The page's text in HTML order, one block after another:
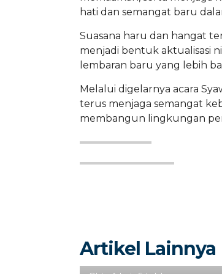
hati dan semangat baru
Suasana haru dan hangat
menjadi bentuk aktualisasi
lembaran baru yang lebih
Melalui digelarnya acara
terus menjaga semangat
membangun lingkungan
Artikel Lainnya